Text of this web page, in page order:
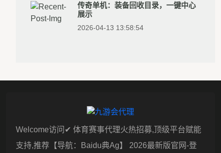
传奇单机：装备回收目录，一键中心
展示
2026-04-13 13:58:54
Welcome访问✔ 体育赛事代理火热招募,顶级平台赋能
支持,推荐【导航：baidu典ag】 2026最新版官网-登